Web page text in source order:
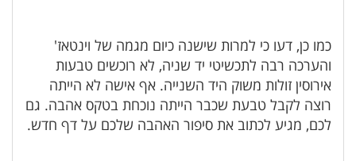
כמו כן, דעו כי למרות שישנה כיום מגמה של וינטאז'
והערכה רבה לתכשיטי יד שניה, לא רוכשים טבעות
אירוסין זולות משוק היד השנייה. אף אישה לא הייתה
רוצה לקבל טבעת שכבר הייתה נוכחת בטקס אהבה. גם
לכם, מגיע לכתוב את סיפור האהבה שלכם על דף חדש.